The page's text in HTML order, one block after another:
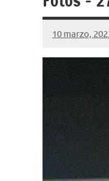
10 marzo,